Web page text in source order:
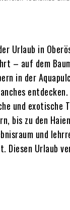
Urlaub in
– auf dem
in der
und exotische
bis zu den
und
Diesen Urlaub